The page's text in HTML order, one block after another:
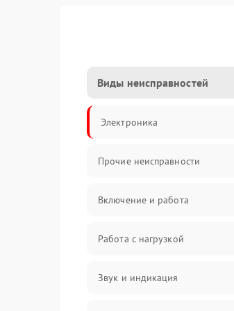
Виды неисправностей
Электроника
Прочие неисправности
Включение и работа
Работа с нагрузкой
Звук и индикация